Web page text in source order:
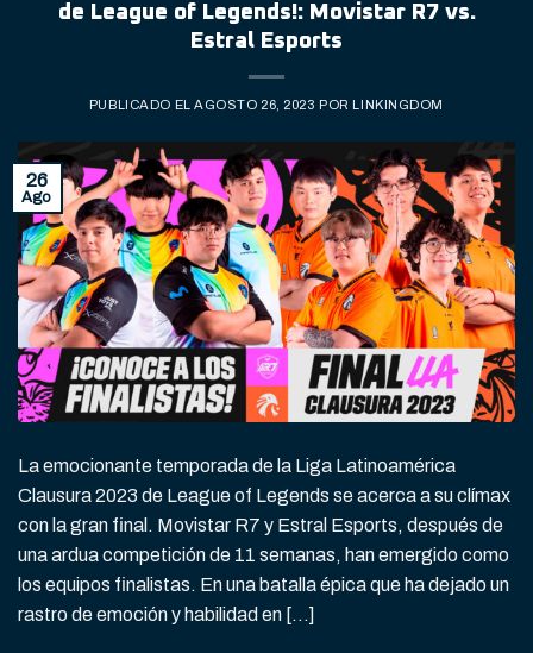
de League of Legends!: Movistar R7 vs.
Estral Esports
PUBLICADO ELAGOSTO 26, 2023 POR LINKINGDOM
26
Ago
La emocionante temporada de la Liga Latinoamérica
Clausura 2023 de League of Legends se acerca a su clímax
con la gran final. Movistar R7 y Estral Esports, después de
una ardua competición de 11 semanas, han emergido como
los equipos finalistas. En una batalla épica que ha dejado un
rastro de emoción y habilidad en […]